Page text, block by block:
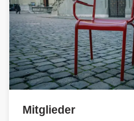
Mitglieder